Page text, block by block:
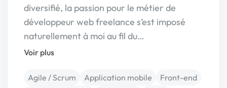
diversifié, la passion pour le métier de
développeur web freelance s’est imposé
naturellement à moi au fil du…
Voir plus
Agile / Scrum Application mobile
Front-end